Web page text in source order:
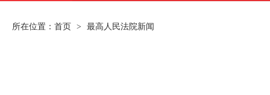
所在位置： 首页 > 最高人民法院新闻